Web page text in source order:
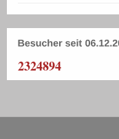
2324894